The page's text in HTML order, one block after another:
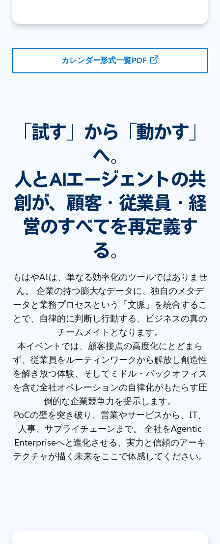
カレンダー形式一覧PDF
「試す」から「動かす」
へ。
人とAIエージェントの共
創が、顧客・従業員・経
営のすべてを再定義す
る。
もはやAIは、単なる効率化のツールではありませ
ん。 企業の持つ膨大なデータに、独自のメタデ
ータと業務プロセスという「文脈」を統合するこ
とで、自律的に判断し行動する、ビジネスの真の
チームメイトとなります。
本イベントでは、顧客接点の高度化にとどまら
ず、従業員をルーティンワークから解放し創造性
を解き放つ体験、そしてミドル・バックオフィス
を含む全社オペレーションの自律化がもたらす圧
倒的な企業競争力を提示します。
PoCの壁を突き破り、営業やサービスから、IT、
人事、サプライチェーンまで。 全社をAgentic
Enterpriseへと進化させる、実力と信頼のアーキ
テクチャが描く未来をここで体感してください。